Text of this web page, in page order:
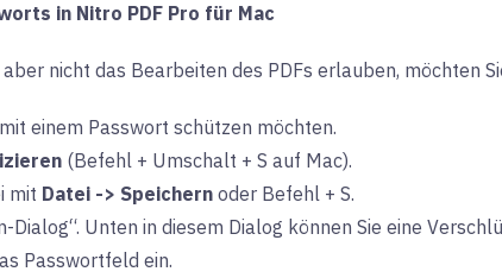
in Nitro PDF Pro für Mac
aber nicht das Bearbeiten des PDFs erlauben,
einem Passwort schützen möchten.
(Befehl + Umschalt + S auf Mac).
mit Datei -> Speichern oder Befehl + S.
Dialog“. Unten in diesem Dialog können Sie eine
Passwortfeld ein.